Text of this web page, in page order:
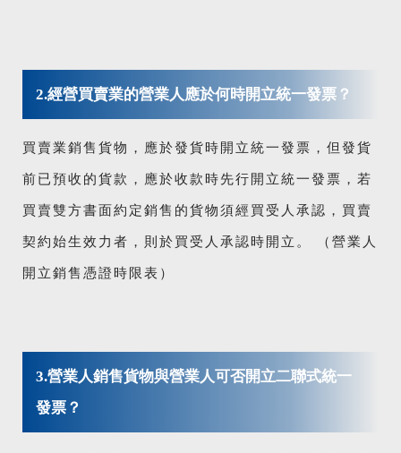
2.經營買賣業的營業人應於何時開立統一發票？
買賣業銷售貨物，應於發貨時開立統一發票，但發貨
前已預收的貨款，應於收款時先行開立統一發票，若
買賣雙方書面約定銷售的貨物須經買受人承認，買賣
契約始生效力者，則於買受人承認時開立。 （營業人
開立銷售憑證時限表）
3.營業人銷售貨物與營業人可否開立二聯式統一
發票？